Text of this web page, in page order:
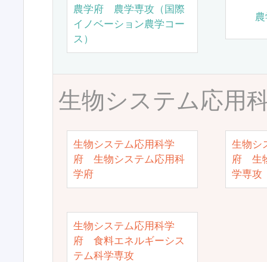
農学府 農学専攻（国際
イノベーション農学コー
ス）
生物システム応用
生物システム応用科学
府 生物システム応用科
学府
生物シ
府 生
学専攻
生物システム応用科学
府 食料エネルギーシス
テム科学専攻